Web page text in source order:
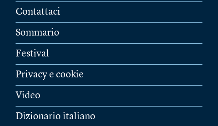
Contattaci
Sommario
Festival
Privacy e cookie
Video
Dizionario italiano